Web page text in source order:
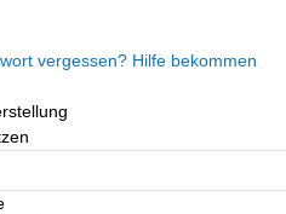
vergessen? Hilfe bekommen